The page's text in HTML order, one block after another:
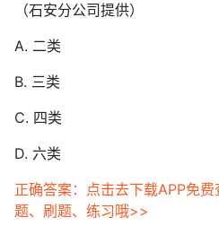
（石安分公司提供）
A. 二类
B. 三类
C. 四类
D. 六类
正确答案：点击去下载APP免
题、刷题、练习哦>>